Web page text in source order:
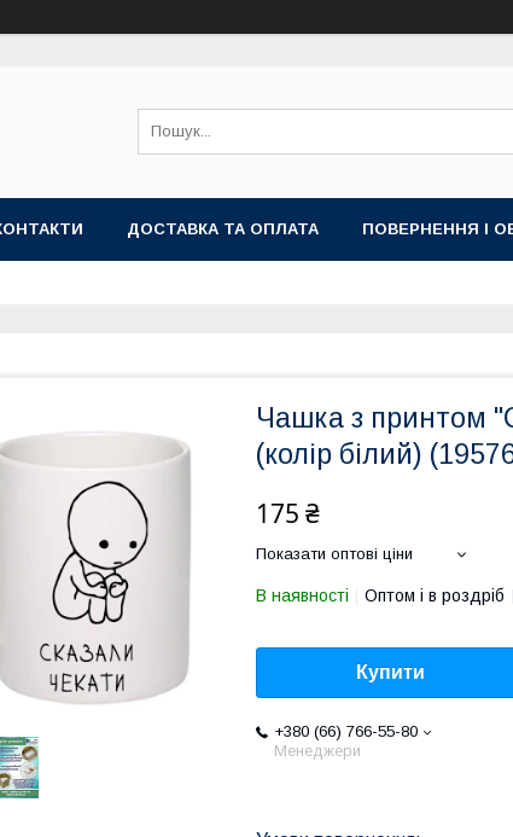
ДОСТАВКА ТА ОПЛАТА ПОВЕРНЕННЯ І
Чашка з принтом
(колір білий)
175 ₴
Показати оптові ціни
В наявності Оптом і в роздріб
Купити
+380 (66) 766-55-80
Менеджери